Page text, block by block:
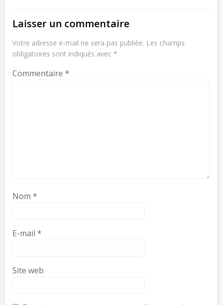
Laisser un commentaire
Votre adresse e-mail ne sera pas publiée. Les champs
obligatoires sont indiqués avec *
Commentaire *
Nom *
E-mail *
Site web